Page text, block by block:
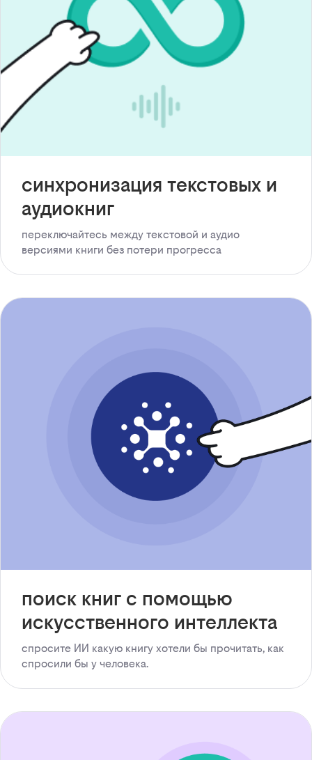
синхронизация текстовых и
аудиокниг
переключайтесь между текстовой и аудио
версиями книги без потери прогресса
поиск книг с помощью
искусственного интеллекта
спросите ИИ какую книгу хотели бы прочитать, как
спросили бы у человека.